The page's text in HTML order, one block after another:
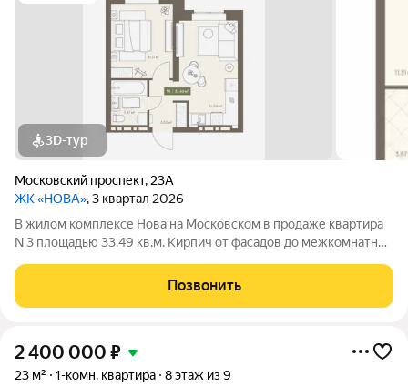
3D-тур
Московский проспект, 23А
ЖК «НОВА», 3 квартал 2026
В жилом комплексе Нова на Московском в продаже квартира
N 3 площадью 33.49 кв.м. Кирпич от фасадов до межкомнатных
Квартира сдается в отделке white box. 17-этажный дом, с
последних этажей
Позвонить
2 400 000 ₽
23 м² 1-комн. квартира 8 этаж из 9